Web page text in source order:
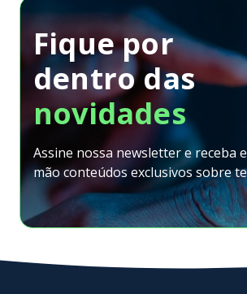
Fique por
dentrodas
novidades
Assine nossa newsletter e receba
mão conteúdos exclusivos sobre